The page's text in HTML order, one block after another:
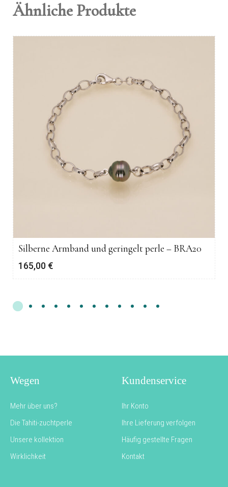
Ähnliche Produkte
Silberne Armband und geringelt perle – BRA20
165,00 €
Wegen
Mehr über uns?
Die Tahiti-zuchtperle
Unsere kollektion
Wirklichkeit
Kundenservice
Ihr Konto
Ihre Lieferung verfolgen
Häufig gestellte Fragen
Kontakt